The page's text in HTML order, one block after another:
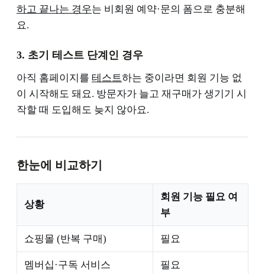
하고 끝나는 경우는 비회원 예약·문의 폼으로 충분해
요.
3. 초기 테스트 단계인 경우
아직 홈페이지를 테스트하는 중이라면 회원 기능 없
이 시작해도 돼요. 방문자가 늘고 재구매가 생기기 시
작할 때 도입해도 늦지 않아요.
한눈에 비교하기
상황
회원 기능 필요 여
부
쇼핑몰 (반복 구매) 필요
멤버십·구독 서비스 필요